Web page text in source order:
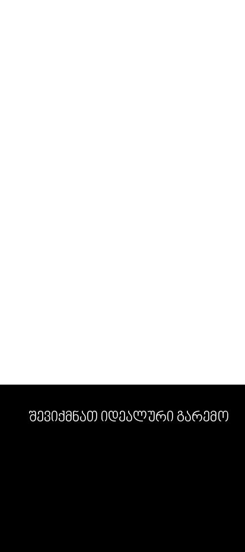
შევიქმნათ იდეალური გარემო